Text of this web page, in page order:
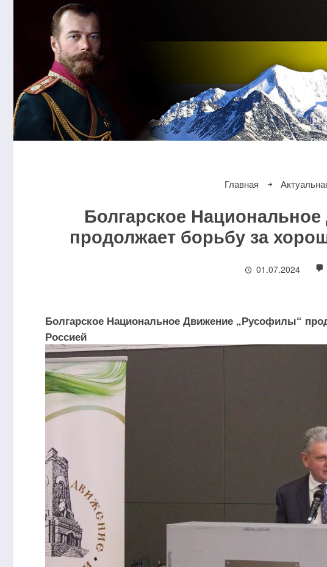
Главная
Болгарское
продолжает борьбу за
01.07.2024
Болгарское Национальное Движение „Русофилы“
Россией